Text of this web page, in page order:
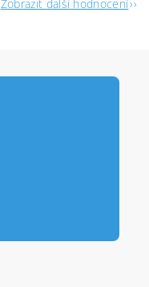
Zobrazit další hodnocení